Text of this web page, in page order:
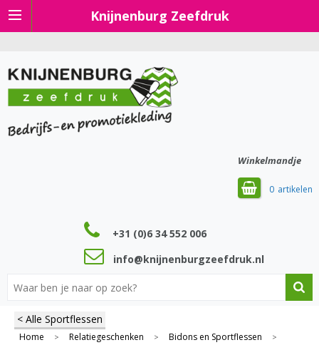
Knijnenburg Zeefdruk
Winkelmandje
0
+31 (0)6 34 552 006
info@knijnenburgzeefdruk.nl
< Alle Sportflessen
Home > Relatiegeschenken > Bidons en Sportflessen >